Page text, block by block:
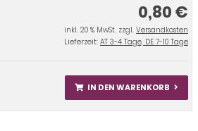
0,80 €
inkl. 20 % MwSt. zzgl. Versandkosten
Lieferzeit: AT 3-4 Tage, DE 7-10 Tage
IN DEN WARENKORB